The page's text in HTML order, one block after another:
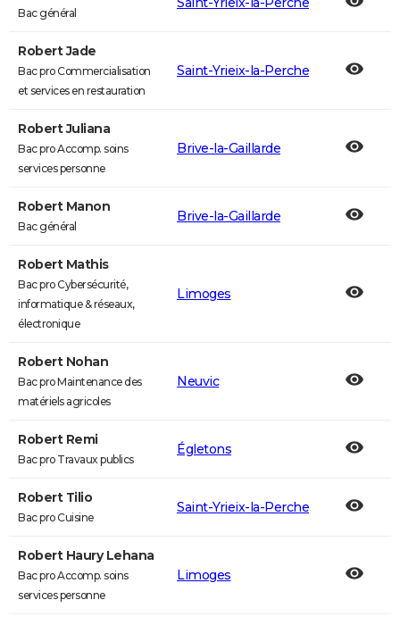
Bac général
Robert Jade
Bac pro Commercialisation
et services en restauration
Saint-Yrieix-la-Perche
Robert Juliana
Bac pro Accomp. soins
services personne
Brive-la-Gaillarde
Robert Manon
Bac général
Brive-la-Gaillarde
Robert Mathis
Bac pro Cybersécurité,
informatique & réseaux,
électronique
Limoges
Robert Nohan
Bac pro Maintenance des
matériels agricoles
Neuvic
Robert Remi
Bac pro Travaux publics
Égletons
Robert Tilio
Bac pro Cuisine
Saint-Yrieix-la-Perche
Robert Haury Lehana
Bac pro Accomp. soins
services personne
Limoges